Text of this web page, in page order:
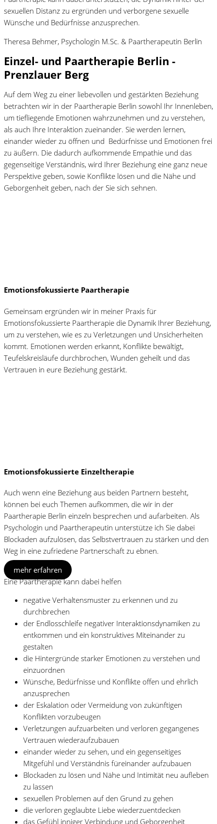
sexuellen Distanz zu ergründen und verborgene sexuelle
Wünsche und Bedürfnisse anzusprechen.
Theresa Behmer, Psychologin M.Sc. & Paartherapeutin Berlin
Einzel- und Paartherapie Berlin -
Prenzlauer Berg
Auf dem Weg zu einer liebevollen und gestärkten Beziehung
betrachten wir in der Paartherapie Berlin sowohl Ihr Innenleben,
um tiefliegende Emotionen wahrzunehmen und zu verstehen,
als auch Ihre Interaktion zueinander. Sie werden lernen,
einander wieder zu öffnen und Bedürfnisse und Emotionen frei
zu äußern. Die dadurch aufkommende Empathie und das
gegenseitige Verständnis, wird Ihrer Beziehung eine ganz neue
Perspektive geben, sowie Konflikte lösen und die Nähe und
Geborgenheit geben, nach der Sie sich sehnen.
Emotionsfokussierte Paartherapie
Gemeinsam ergründen wir in meiner Praxis für
Emotionsfokussierte Paartherapie die Dynamik Ihrer Beziehung,
um zu verstehen, wie es zu Verletzungen und Unsicherheiten
kommt. Emotionen werden erkannt, Konflikte bewältigt,
Teufelskreisläufe durchbrochen, Wunden geheilt und das
Vertrauen in eure Beziehung gestärkt.
Emotionsfokussierte Einzeltherapie
Auch wenn eine Beziehung aus beiden Partnern besteht,
können bei euch Themen aufkommen, die wir in der
Paartherapie Berlin einzeln besprechen und aufarbeiten. Als
Psychologin und Paartherapeutin unterstütze ich Sie dabei
Blockaden aufzulösen, das Selbstvertrauen zu stärken und den
Weg in eine zufriedene Partnerschaft zu ebnen.
mehr erfahren
Eine Paartherapie kann dabei helfen
negative Verhaltensmuster zu erkennen und zu
durchbrechen
der Endlosschleife negativer Interaktionsdynamiken zu
entkommen und ein konstruktives Miteinander zu
gestalten
die Hintergründe starker Emotionen zu verstehen und
einzuordnen
Wünsche, Bedürfnisse und Konflikte offen und ehrlich
anzusprechen
der Eskalation oder Vermeidung von zukünftigen
Konflikten vorzubeugen
Verletzungen aufzuarbeiten und verloren gegangenes
Vertrauen wiederaufzubauen
einander wieder zu sehen, und ein gegenseitiges
Mitgefühl und Verständnis füreinander aufzubauen
Blockaden zu lösen und Nähe und Intimität neu aufleben
zu lassen
sexuellen Problemen auf den Grund zu gehen
die verloren geglaubte Liebe wiederzuentdecken
das Gefühl inniger Verbindung und Geborgenheit